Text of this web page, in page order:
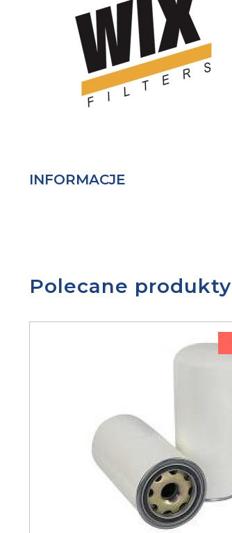
INFORMACJE
Polecane produkty